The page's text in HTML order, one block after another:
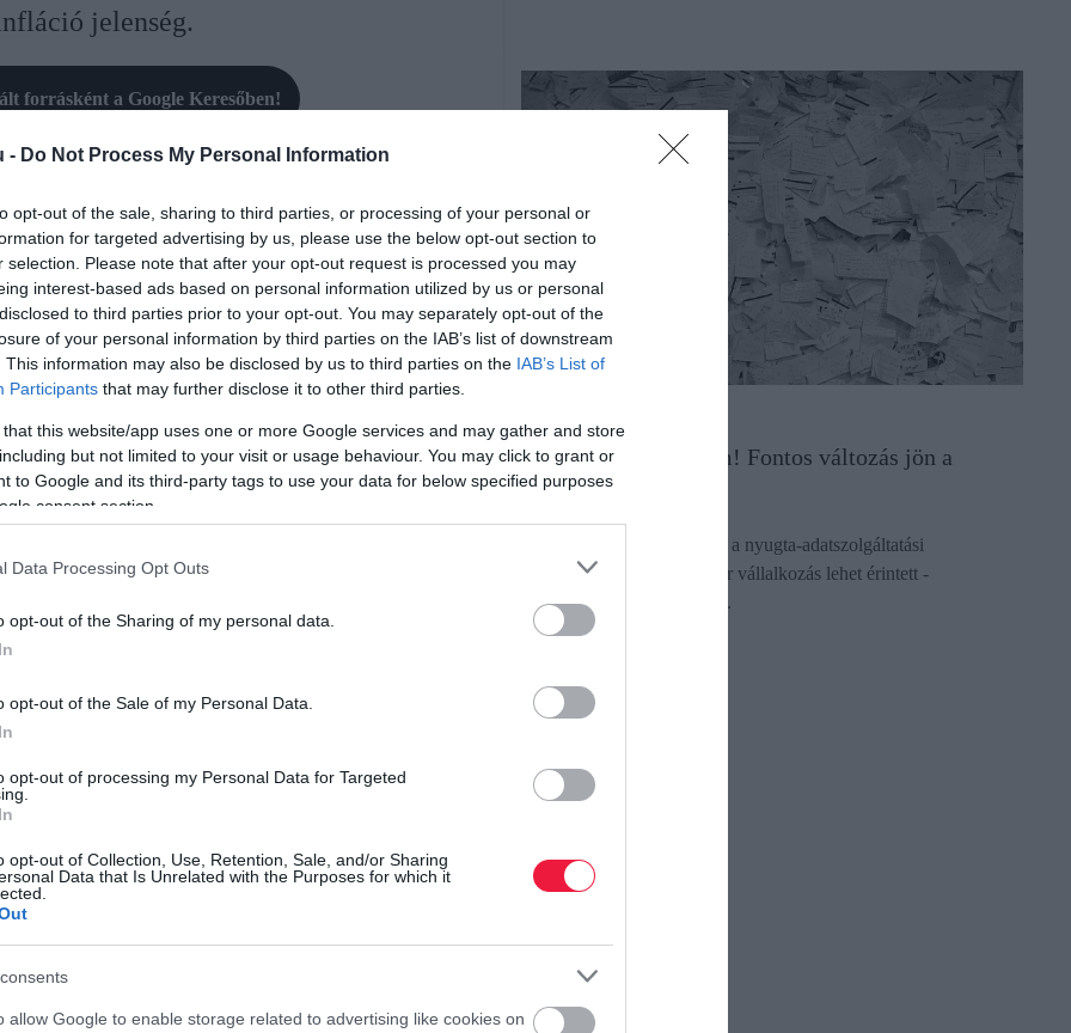
- Do Not Process My Personal Information
opt-out of the sale, sharing to third parties, or processing of your personal or
for targeted advertising by us, please use the below opt-out section to
selection. Please note that after your opt-out request is processed you may
interest-based ads based on personal information utilized by us or personal
to third parties prior to your opt-out. You may separately opt-out of the
of your personal information by third parties on the IAB’s list of downstream
This information may also be disclosed by us to third parties on the IAB’s List of
Participants that may further disclose it to other third parties.
that this website/app uses one or more Google services and may gather and store
but not limited to your visit or usage behaviour. You may click to grant or
to Google and its third-party tags to use your data for below specified purposes
consent section.
Data Processing Opt Outs
opt-out of the Sharing of my personal data.
opt-out of the Sale of my Personal Data.
opt-out of processing my Personal Data for Targeted
opt-out of Collection, Use, Retention, Sale, and/or Sharing
Data that Is Unrelated with the Purposes for which it
allow Google to enable storage related to advertising like cookies on
jelenség.
forrásként a Google Keresőben!
a boltokban. Az ilyen „összemenő” termékekről azért
és forgalmazókat,hogy bejelentsék a változást a
nem közlik a termékek árait, így nem lehet
előfordulhat, hogy a kiszerelés csökkenésével
nem erről híres - írja Portfolio.
a Knorr zöldborsmártás alap kiszerelése az Unilever
0,66 kilogrammra zsugorodott, ami 45 százalékos
Szeretem csemege parasztkolbász egyaránt 400
helyett már csak 350 grammot nyom.
Instant kakaó italpor vitaminokkal és kalciummal 200
Dark No Sugar táblás étcsokoládé egyaránt 100
literről 1,98 literre csökkentek.
jelentősen: 125 gramm helyett 90 gramm került
Vállalkozók figyelem! Fontos változás jön a
nyugtáknál!
Szeptember 1-től változnak a nyugta-adatszolgáltatási
kötelezettségek, több tízezer vállalkozás lehet érintett -
figyelmeztet a Számlázz.hu.
rectangle